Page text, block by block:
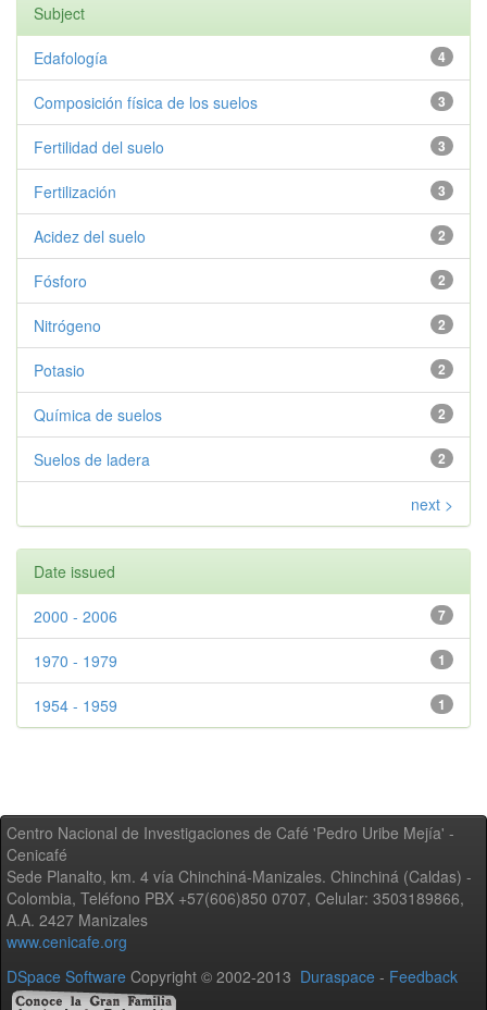
Subject
4
Edafología
3
Composición física de los suelos
3
Fertilidad del suelo
3
Fertilización
2
Acidez del suelo
2
Fósforo
2
Nitrógeno
2
Potasio
2
Química de suelos
2
Suelos de ladera
next >
Date issued
7
2000 - 2006
1
1970 - 1979
1
1954 - 1959
Centro Nacional de Investigaciones de Café 'Pedro Uribe Mejía' -
Cenicafé
Sede Planalto, km. 4 vía Chinchiná-Manizales. Chinchiná (Caldas) -
Colombia, Teléfono PBX +57(606)850 0707, Celular: 3503189866,
A.A. 2427 Manizales
www.cenicafe.org
DSpace Software Copyright © 2002-2013 Duraspace - Feedback